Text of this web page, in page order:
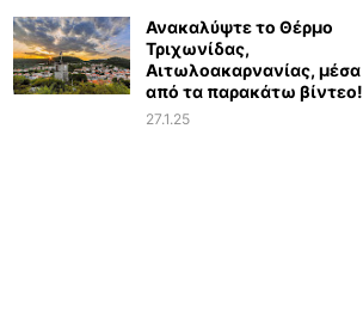
Ανακαλύψτε το Θέρμο
Τριχωνίδας,
Αιτωλοακαρνανίας, μέσα
από τα παρακάτω βίντεο!
27.1.25